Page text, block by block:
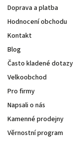
Doprava a platba
Hodnocení obchodu
Kontakt
Blog
Často kladené dotazy
Velkoobchod
Pro firmy
Napsali o nás
Kamenné prodejny
Věrnostní program